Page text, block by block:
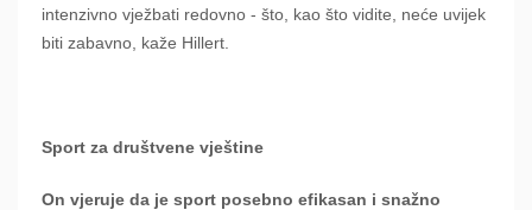
intenzivno vježbati redovno - što, kao što vidite, neće uvijek
biti zabavno, kaže Hillert.
Sport za društvene vještine
On vjeruje da je sport posebno efikasan i snažno